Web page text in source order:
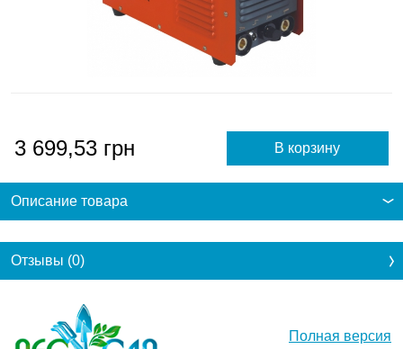
3 699,53 грн
Описание товара
Отзывы (0)
Полная версия